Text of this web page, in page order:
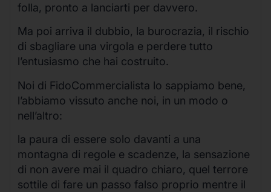
folla, pronto a lanciarti per davvero.
Ma poi arriva il dubbio, la burocrazia, il rischio
di sbagliare una virgola e perdere tutto
l’entusiasmo che hai costruito.
Noi di FidoCommercialista lo sappiamo bene,
l’abbiamo vissuto anche noi, in un modo o
nell’altro:
la paura di essere solo davanti a una
montagna di regole e scadenze, la sensazione
di non avere mai il quadro chiaro, quel terrore
sottile di fare un passo falso proprio mentre il